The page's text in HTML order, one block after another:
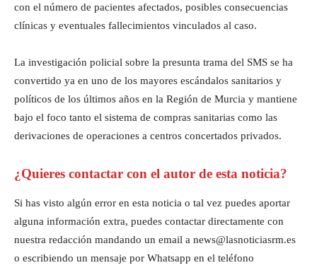
con el número de pacientes afectados, posibles consecuencias
clínicas y eventuales fallecimientos vinculados al caso.
La investigación policial sobre la presunta trama del SMS se ha
convertido ya en uno de los mayores escándalos sanitarios y
políticos de los últimos años en la Región de Murcia y mantiene
bajo el foco tanto el sistema de compras sanitarias como las
derivaciones de operaciones a centros concertados privados.
¿Quieres contactar con el autor de esta noticia?
Si has visto algún error en esta noticia o tal vez puedes aportar
alguna información extra, puedes contactar directamente con
nuestra redacción mandando un email a news@lasnoticiasrm.es
o escribiendo un mensaje por Whatsapp en el teléfono